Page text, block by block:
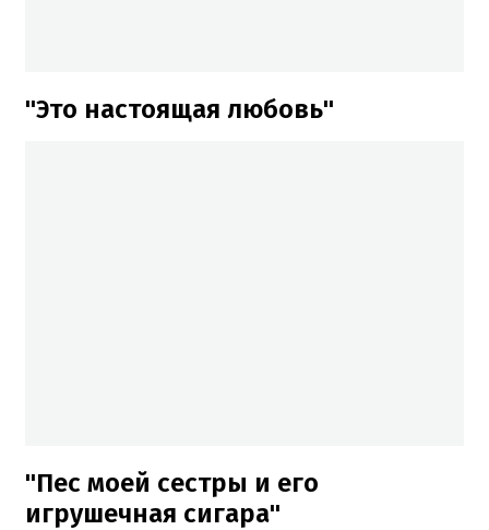
"Это настоящая любовь"
"Пес моей сестры и его
игрушечная сигара"